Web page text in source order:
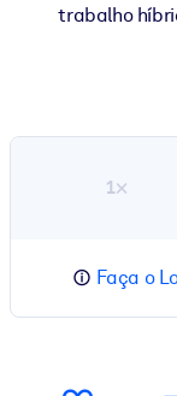
trabalho
1×
Faça o